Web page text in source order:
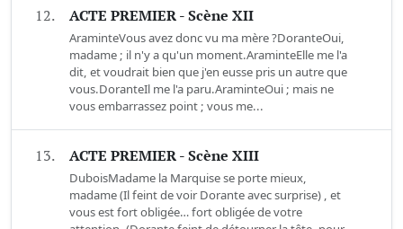
12. ACTE PREMIER - Scène XII
AraminteVous avez donc vu ma mère ?DoranteOui,
madame ; il n'y a qu'un moment.AraminteElle me l'a
dit, et voudrait bien que j'en eusse pris un autre que
vous.DoranteIl me l'a paru.AraminteOui ; mais ne
vous embarrassez point ; vous me...
13. ACTE PREMIER - Scène XIII
DuboisMadame la Marquise se porte mieux,
madame (Il feint de voir Dorante avec surprise) , et
vous est fort obligée… fort obligée de votre